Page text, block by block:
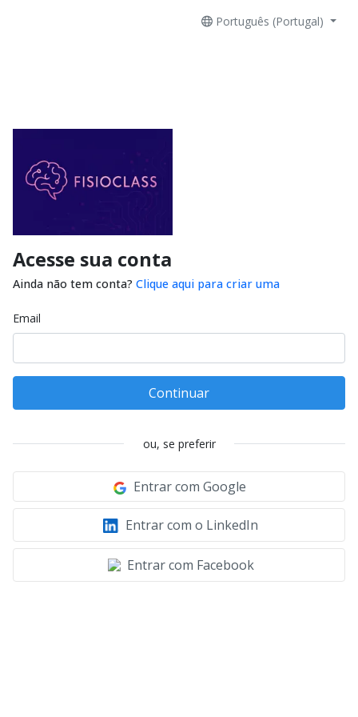
Português (Portugal)
Acesse sua conta
Ainda não tem conta? Clique aqui para criar uma
Email
Continuar
ou, se preferir
Entrar com Google
Entrar com o LinkedIn
Entrar com Facebook